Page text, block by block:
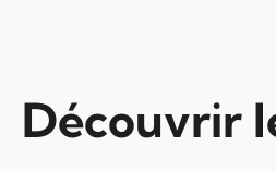
Découvrir